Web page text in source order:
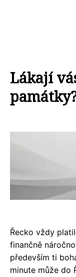
Lákají
Řecko vždy
finančně
především ti
minute může do